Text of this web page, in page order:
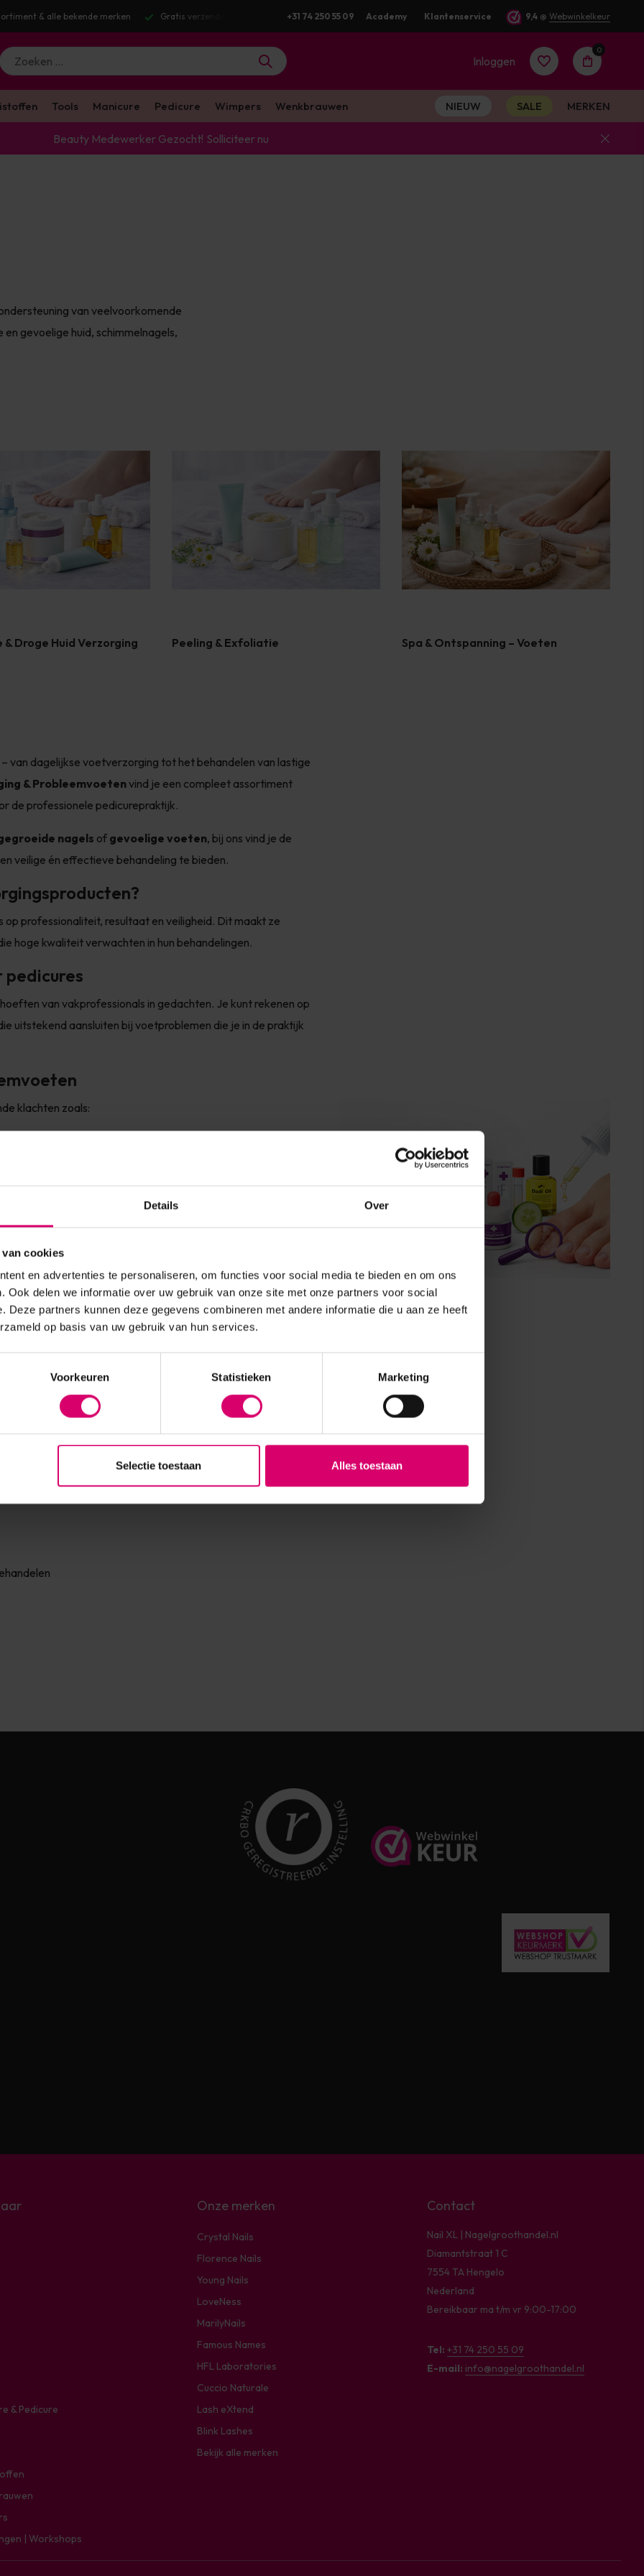
Details Over
cookies
en advertenties te personaliseren, om functies voor social media te bieden en om ons
Ook delen we informatie over uw gebruik van onze site met onze partners voor social
Deze partners kunnen deze gegevens combineren met andere informatie die u aan ze heeft
op basis van uw gebruik van hun services.
Voorkeuren Statistieken Marketing
Selectie toestaan Alles toestaan
v.a. €100 excl. BTW Voor 16:00 besteld? Dezelfde werkdag verstuurd+31 74 250 55 09 Academy Klantenservice 9,4 @ Webwinkelkeur
Inloggen
0
Tools Manicure Pedicure Wimpers Wenkbrauwen NIEUW SALE MERKEN
Beauty Medewerker Gezocht! Solliciteer nu
van veelvoorkomende
gevoelige huid, schimmelnagels,
Droge Huid Verzorging Peeling & Exfoliatie Spa & Ontspanning – Voeten
van dagelijkse voetverzorging tot het behandelen van lastige
& Probleemvoetenvind je een compleet assortiment
de professionele pedicurepraktijk.
nagels of gevoelige voeten, bij ons vind je de
veilige én effectieve behandeling te bieden.
professionaliteit, resultaat en veiligheid. Dit maakt ze
hoge kwaliteit verwachten in hun behandelingen.
van vakprofessionals in gedachten. Je kunt rekenen op
uitstekend aansluiten bij voetproblemen die je in de praktijk
klachten zoals:
met huidverzorgende ingrediënten zoals ureum,
herstel én preventie van klachten.
salon of praktijk. Dit betekent geen losse bestellingen meer
onder één dak.
& Pedicure
| Workshops
Onze merken
Crystal Nails
Florence Nails
Young Nails
LoveNess
MarilyNails
Famous Names
HFL Laboratories
Cuccio Naturale
Lash eXtend
Blink Lashes
Bekijk alle merken
Contact
Nail XL | Nagelgroothandel.nl
Diamantstraat 1 C
7554 TA Hengelo
Nederland
Bereikbaar ma t/m vr 9:00-17:00
Tel: +31 74 250 55 09
E-mail: info@nagelgroothandel.nl